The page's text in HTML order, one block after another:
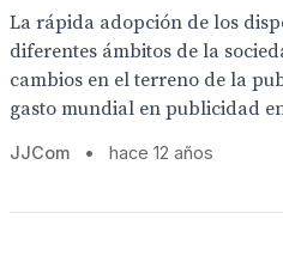
La rápida adopción de los
diferentes ámbitos de la
cambios en el terreno de la
gasto mundial en publicidad
JJCom • hace 12 años